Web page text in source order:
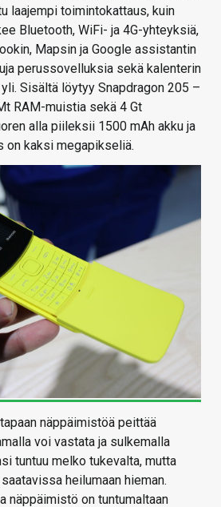
laajempi toimintokattaus, kuin
Bluetooth, WiFi- ja 4G-yhteyksiä,
Mapsin ja Google assistantin
perussovelluksia sekä kalenterin
Sisältä löytyy Snapdragon 205 –
RAM-muistia sekä 4 Gt
alla piileksii 1500 mAh akku ja
on kaksi megapikseliä.
näppäimistöä peittää
voi vastata ja sulkemalla
tuntuu melko tukevalta, mutta
heilumaan hieman.
näppäimistö on tuntumaltaan